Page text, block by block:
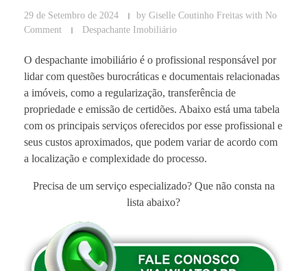
29 de Setembro de 2024 by Giselle Coutinho Freitas with No
Comment
Despachante Imobiliário
O despachante imobiliário é o profissional responsável por
lidar com questões burocráticas e documentais relacionadas
a imóveis, como a regularização, transferência de
propriedade e emissão de certidões. Abaixo está uma tabela
com os principais serviços oferecidos por esse profissional e
seus custos aproximados, que podem variar de acordo com
a localização e complexidade do processo.
Precisa de um serviço especializado? Que não consta na
lista abaixo?